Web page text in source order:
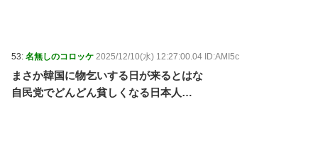
53: 名無しのコロッケ 2025/12/10(水) 12:27:00.04 ID:AMI5c
まさか韓国に物乞いする日が来るとはな
自民党でどんどん貧しくなる日本人…